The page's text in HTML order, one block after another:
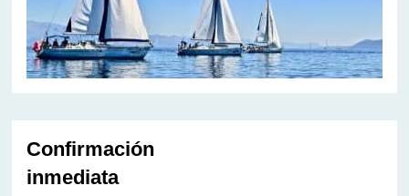
Confirmación
inmediata